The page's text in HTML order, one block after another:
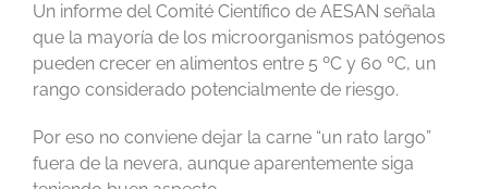
Un informe del Comité Científico de AESAN señala
que la mayoría de los microorganismos patógenos
pueden crecer en alimentos entre 5 ºC y 60 ºC, un
rango considerado potencialmente de riesgo.
Por eso no conviene dejar la carne “un rato largo”
fuera de la nevera, aunque aparentemente siga